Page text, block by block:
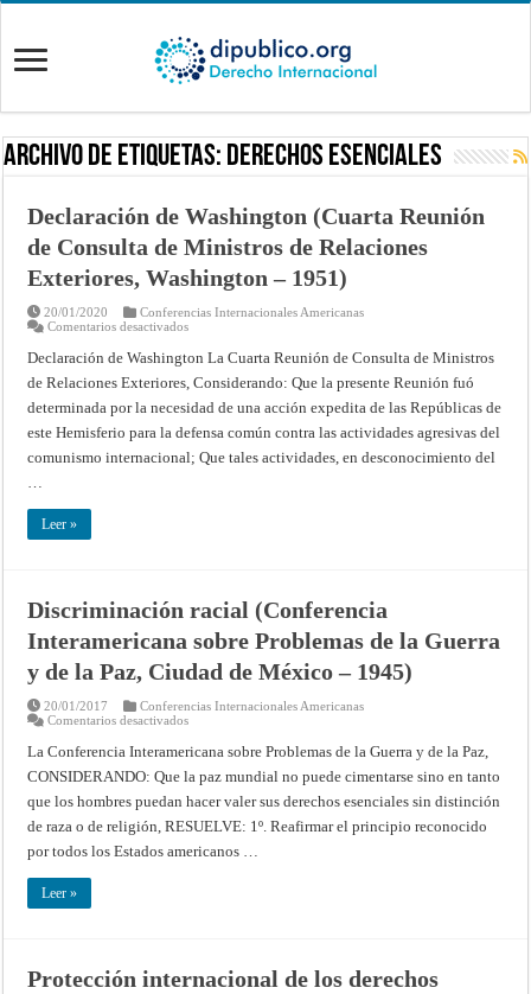
Archivo de Etiquetas: Derechos Esenciales
Declaración de Washington (Cuarta Reunión
de Consulta de Ministros de Relaciones
Exteriores, Washington – 1951)
20/01/2020
Conferencias Internacionales Americanas
Comentarios desactivadosen
de
Washington
(Cuarta
de
Consulta
de
Ministros
de
Declaración de Washington La Cuarta Reunión de Consulta de Ministros
de Relaciones Exteriores, Considerando: Que la presente Reunión fuó
determinada por la necesidad de una acción expedita de las Repúblicas de
este Hemisferio para la defensa común contra las actividades agresivas del
comunismo internacional; Que tales actividades, en desconocimiento del
Leer »
Discriminación racial (Conferencia
Interamericana sobre Problemas de la Guerra
y de la Paz, Ciudad de México – 1945)
20/01/2017
Conferencias Internacionales Americanas
Comentarios desactivadosen
racial
(Conferencia
Interamericana
sobre
Problemas
de
la
Guerra
y
1945)
La Conferencia Interamericana sobre Problemas de la Guerra y de la Paz,
CONSIDERANDO: Que la paz mundial no puede cimentarse sino en tanto
que los hombres puedan hacer valer sus derechos esenciales sin distinción
de raza o de religión, RESUELVE: 1º. Reafirmar el principio reconocido
por todos los Estados americanos …
Leer »
Protección internacional de los derechos